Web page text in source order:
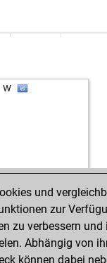
w
und
zur
zu verbessern und
Abhängig von
können dabei